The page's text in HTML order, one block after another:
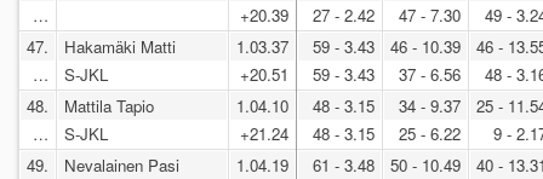
…
+20.39
27 - 2.42
47 - 7.30
49 -
47.
…
Hakamäki Matti
S-JKL
1.03.37
+20.51
59 - 3.43
59 - 3.43
46 - 10.39
37 - 6.56
46 -
48 -
48.
…
Mattila Tapio
S-JKL
1.04.10
+21.24
48 - 3.15
48 - 3.15
34 - 9.37
25 - 6.22
25 -
9 -
49.
Nevalainen Pasi
1.04.19
61 - 3.48
50 - 10.49
40 -